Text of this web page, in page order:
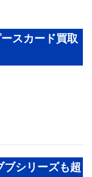
スカード買取
ブシリーズも超